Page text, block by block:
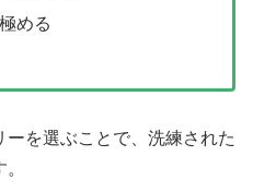
める
を選ぶことで、洗練された